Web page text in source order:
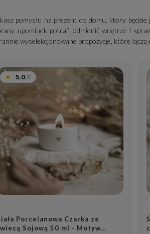
pomysłu na prezent do domu, który
upominek potrafi odmienić wnętrze i
wyselekcjonowane propozycje, które
5.0
Porcelanowa Czarka ze
Sojową 50 ml - Motyw